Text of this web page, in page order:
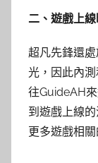
二、遊戲上線
超凡先鋒還
光，因此內
往GuideAH
到遊戲上線
更多遊戲相